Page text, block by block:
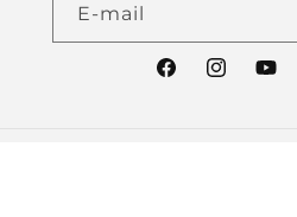
E-mail
FacebookInstagram